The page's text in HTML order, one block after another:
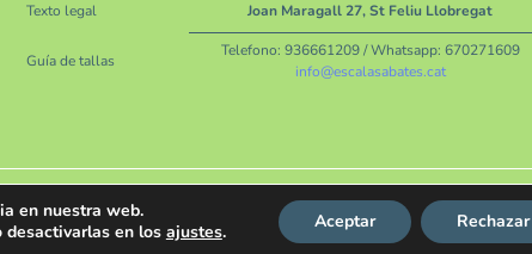
Texto legal
Guía de tallas
Joan Maragall 27, St Feliu Llobregat
Telefono: 936661209/ Whatsapp: 670271609
info@escalasabates.cat
en nuestra web.
desactivarlas en los ajustes. Aceptar Rechazar